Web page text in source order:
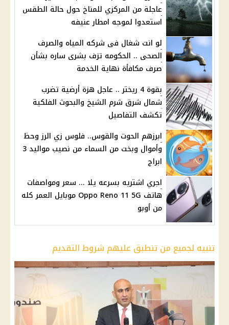
عاجلة من المركزي للمناخ حول حالة الطقس
استعدوا لموجه امطار عنيفه
لو انت شغال فى شركه المياه والصرف
الصحى .. الحكومه تزف بشرى ساره بشأن
صرف مكافأة نهاية الخدمة
بقوة 4 ريختر .. عاجل هزة أرضية تضرب
شمال شرق شرم الشيخ والبحوث الفلكية
تكشف التفاصيل
ابرزهم الحوت والقوس.. فلوس زي الرز وحظ
وأموال وبخت من السماء من نصيب مواليد 3
ابراج
اجري اشتريه بسرعه يلا ... سعر ومواصفات
هاتف Oppo Reno 11 5G موبايل العمر كله
من أوبو
تنبيه لجميع من تنطبق عليهم شروط التقديم